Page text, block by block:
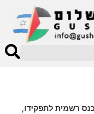
רשמית לתפקידו,